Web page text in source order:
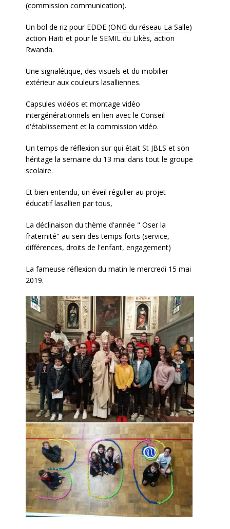
(commission communication).
Un bol de riz pour EDDE (ONG du réseau La Salle)
action Haïti et pour le SEMIL du Likès, action
Rwanda.
Une signalétique, des visuels et du mobilier
extérieur aux couleurs lasalliennes.
Capsules vidéos et montage vidéo
intergénérationnels en lien avec le Conseil
d'établissement et la commission vidéo.
Un temps de réflexion sur qui était St JBLS et son
héritage la semaine du 13 mai dans tout le groupe
scolaire.
Et bien entendu, un éveil régulier au projet
éducatif lasallien par tous,
La déclinaison du thème d'année " Oser la
fraternité" au sein des temps forts (service,
différences, droits de l'enfant, engagement)
La fameuse réflexion du matin le mercredi 15 mai
2019.